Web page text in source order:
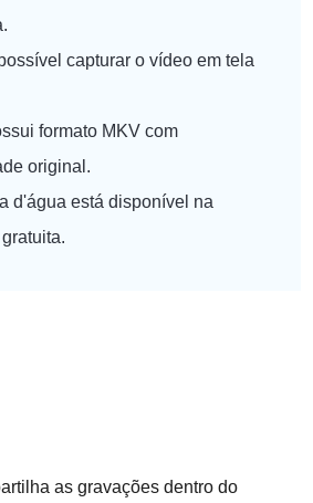
capturar o vídeo em tela
formato MKV com
original.
d'água está disponível na
as gravações dentro do